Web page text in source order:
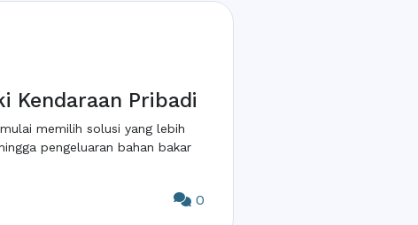
Kendaraan Pribadi
memilih solusi yang lebih
pengeluaran bahan bakar
0